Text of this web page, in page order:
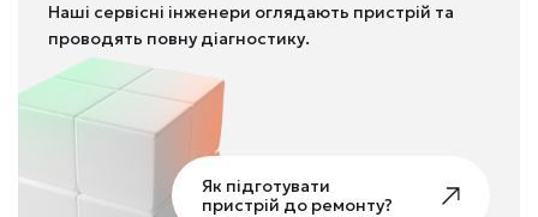
Наші сервісні інженери оглядають пристрій та
проводять повну діагностику.
Як підготувати
пристрій до ремонту?